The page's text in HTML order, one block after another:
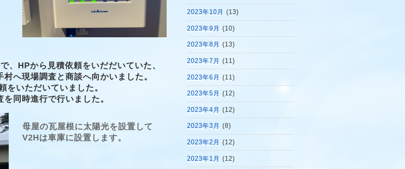
、HPから見積依頼をいだだいていた、
へ現場調査と商談へ向かいました。
をいただいていました。
同時進行で行いました。
母屋の瓦屋根に太陽光を設置して
V2Hは車庫に設置します。
2023年10月 (13)
2023年9月 (10)
2023年8月 (13)
2023年7月 (11)
2023年6月 (11)
2023年5月 (12)
2023年4月 (12)
2023年3月 (8)
2023年2月 (12)
2023年1月 (12)